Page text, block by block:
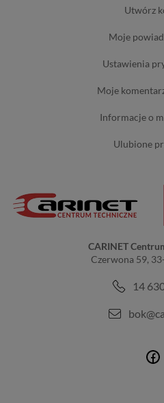
utwórz
moje
ustawienia
moje
informacje o
ulubione
CARINET
Czerwona 59,
14